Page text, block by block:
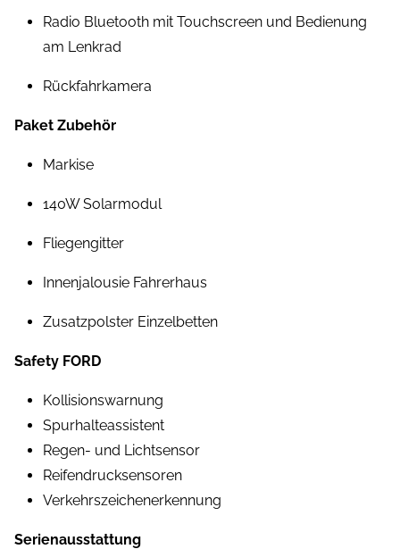
Radio Bluetooth mit Touchscreen und Bedienung
am Lenkrad
Rückfahrkamera
Paket Zubehör
Markise
140W Solarmodul
Fliegengitter
Innenjalousie Fahrerhaus
Zusatzpolster Einzelbetten
Safety FORD
Kollisionswarnung
Spurhalteassistent
Regen- und Lichtsensor
Reifendrucksensoren
Verkehrszeichenerkennung
Serienausstattung